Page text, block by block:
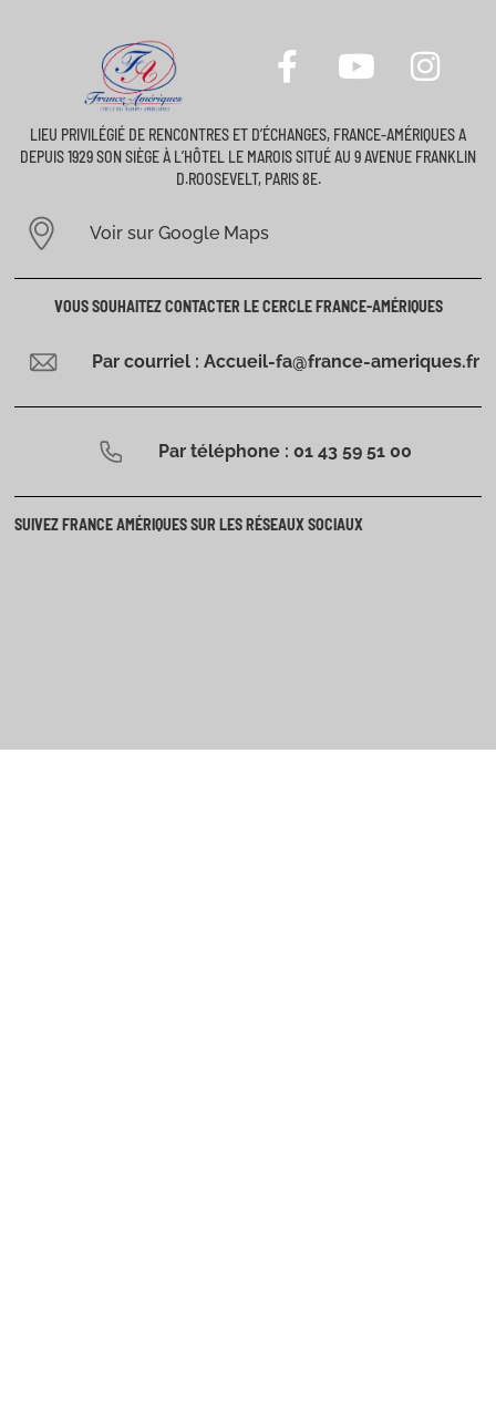
LIEU PRIVILÉGIÉ DE RENCONTRES ET D’ÉCHANGES, FRANCE-AMÉRIQUES A
DEPUIS 1929 SON SIÈGE À L’HÔTEL LE MAROIS SITUÉ AU 9 AVENUE FRANKLIN
D.ROOSEVELT, PARIS 8E.
Voir sur Google Maps
VOUS SOUHAITEZ CONTACTER LE CERCLE FRANCE-AMÉRIQUES
Par courriel : Accueil-fa@france-ameriques.fr
Par téléphone : 01 43 59 51 00
SUIVEZ FRANCE AMÉRIQUES SUR LES RÉSEAUX SOCIAUX